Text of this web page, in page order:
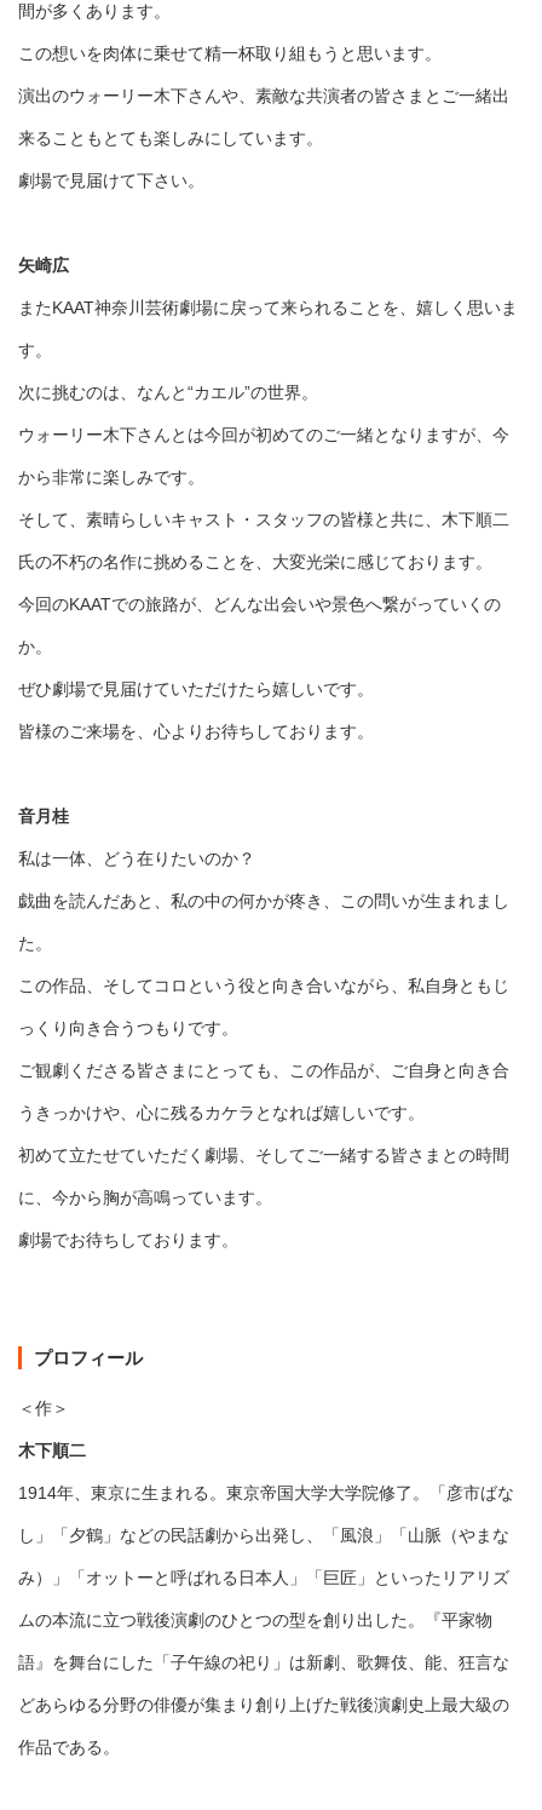
間が多くあります。
この想いを肉体に乗せて精一杯取り組もうと思います。
演出のウォーリー木下さんや、素敵な共演者の皆さまとご一緒出
来ることもとても楽しみにしています。
劇場で見届けて下さい。
矢崎広
またKAAT神奈川芸術劇場に戻って来られることを、嬉しく思いま
す。
次に挑むのは、なんと“カエル”の世界。
ウォーリー木下さんとは今回が初めてのご一緒となりますが、今
から非常に楽しみです。
そして、素晴らしいキャスト・スタッフの皆様と共に、木下順二
氏の不朽の名作に挑めることを、大変光栄に感じております。
今回のKAATでの旅路が、どんな出会いや景色へ繋がっていくの
か。
ぜひ劇場で見届けていただけたら嬉しいです。
皆様のご来場を、心よりお待ちしております。
音月桂
私は一体、どう在りたいのか？
戯曲を読んだあと、私の中の何かが疼き、この問いが生まれまし
た。
この作品、そしてコロという役と向き合いながら、私自身ともじ
っくり向き合うつもりです。
ご観劇くださる皆さまにとっても、この作品が、ご自身と向き合
うきっかけや、心に残るカケラとなれば嬉しいです。
初めて立たせていただく劇場、そしてご一緒する皆さまとの時間
に、今から胸が高鳴っています。
劇場でお待ちしております。
プロフィール
＜作＞
木下順二
1914年、東京に生まれる。東京帝国大学大学院修了。「彦市ばな
し」「夕鶴」などの民話劇から出発し、「風浪」「山脈（やまな
み）」「オットーと呼ばれる日本人」「巨匠」といったリアリズ
ムの本流に立つ戦後演劇のひとつの型を創り出した。『平家物
語』を舞台にした「子午線の祀り」は新劇、歌舞伎、能、狂言な
どあらゆる分野の俳優が集まり創り上げた戦後演劇史上最大級の
作品である。